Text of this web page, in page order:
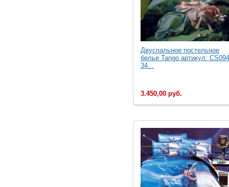
Двуcпальное постельное
белье Tango артикул:
34...
3.450,00 руб.